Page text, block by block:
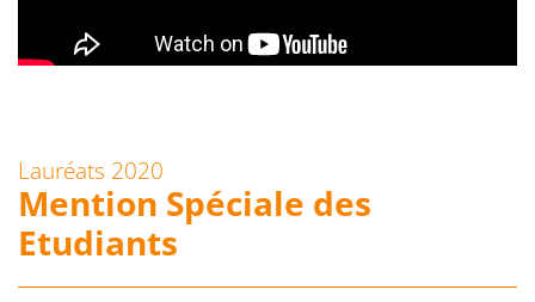
Lauréats 2020
Mention Spéciale des
Etudiants